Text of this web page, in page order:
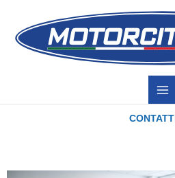
CONTATTI